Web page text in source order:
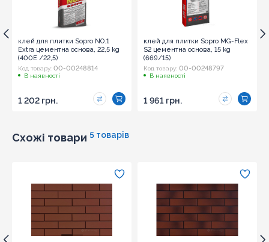
клей для плитки Sopro NO.1
Extra цементна основа, 22,5 kg
(400E /22,5)
Код товару: 00-00248814
В наявності
1 202 грн.
клей для плитки Sopro MG-Flex
S2 цементна основа, 15 kg
(669/15)
Код товару: 00-00248797
В наявності
1 961 грн.
Схожі товари 5 товарів